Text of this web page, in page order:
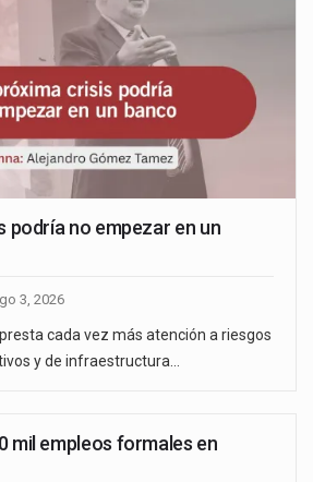
podría no empezar en un
3, 2026
cada vez más atención a riesgos
y de infraestructura…
mil empleos formales en